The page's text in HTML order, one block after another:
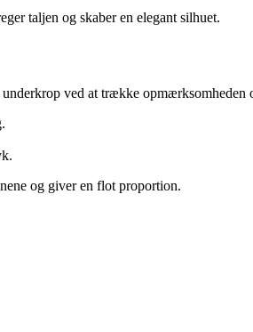
taljen og skaber en elegant silhuet.
ved at trække opmærksomheden
og giver en flot proportion.